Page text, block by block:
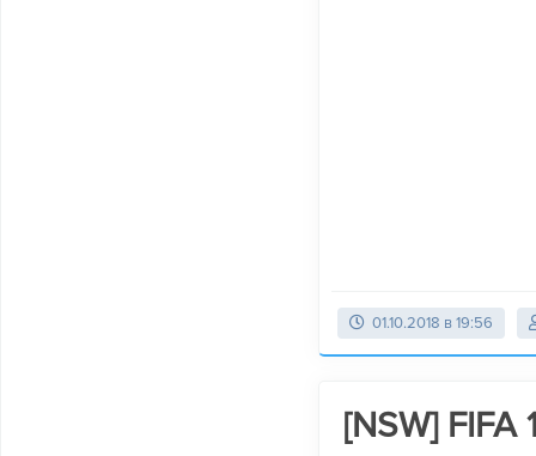
01.10.2018 в 19:56
[NSW] FIFA